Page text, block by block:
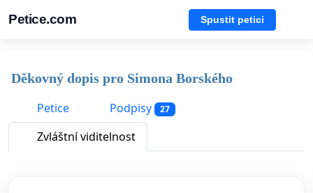
Petice.com Spustit petici
Děkovný dopis pro Simona Borského
Petice
Podpisy 27
Zvláštní viditelnost